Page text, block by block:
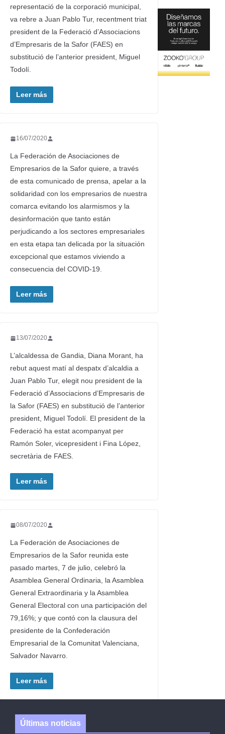
representació de la corporació municipal,
va rebre a Juan Pablo Tur, recentment triat
president de la Federació d’Associacions
d’Empresaris de la Safor (FAES) en
substitució de l’anterior president, Miguel
Todolí.
Leer más
16/07/2020
La Federación de Asociaciones de
Empresarios de la Safor quiere, a través
de esta comunicado de prensa, apelar a la
solidaridad con los empresarios de nuestra
comarca evitando los alarmismos y la
desinformación que tanto están
perjudicando a los sectores empresariales
en esta etapa tan delicada por la situación
excepcional que estamos viviendo a
consecuencia del COVID-19.
Leer más
13/07/2020
L’alcaldessa de Gandia, Diana Morant, ha
rebut aquest matí al despatx d’alcaldia a
Juan Pablo Tur, elegit nou president de la
Federació d’Associacions d’Empresaris de
la Safor (FAES) en substitució de l’anterior
president, Miguel Todolí. El president de la
Federació ha estat acompanyat per
Ramón Soler, vicepresident i Fina López,
secretària de FAES.
Leer más
08/07/2020
La Federación de Asociaciones de
Empresarios de la Safor reunida este
pasado martes, 7 de julio, celebró la
Asamblea General Ordinaria, la Asamblea
General Extraordinaria y la Asamblea
General Electoral con una participación del
79,16%; y que contó con la clausura del
presidente de la Confederación
Empresarial de la Comunitat Valenciana,
Salvador Navarro.
Leer más
Últimas noticias